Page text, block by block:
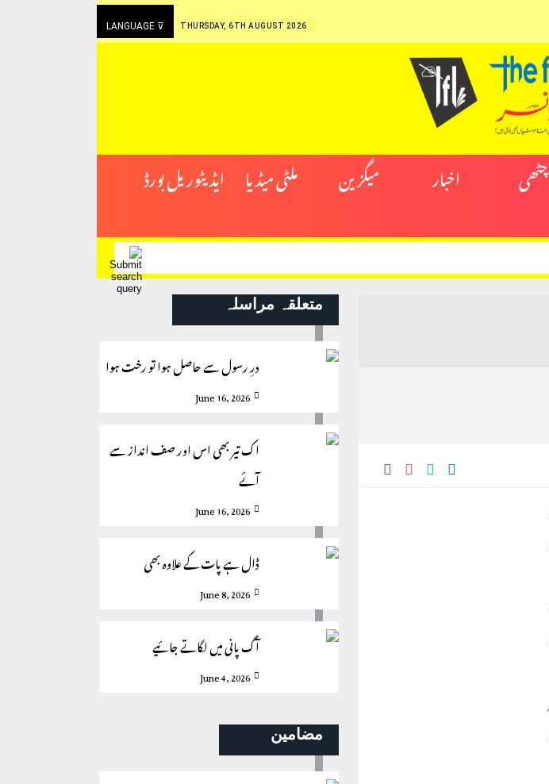
LANGUAGE ⊽ THURSDAY, 6TH AUGUST 2026
چٹھی اخبار میگزین ملٹی میڈیا ایڈیٹوریل بورڈ
متعلقہ مراسلہ
درِ رسول سے حاصل ہوا تو رخت ہوا
June 16, 2026
اک تیر بھی اس اور صف انداز سے
آئے
June 16, 2026
ڈال ہے پات کے علاوہ بھی
June 8, 2026
آگ پانی میں لگاتے جائیے
June 4, 2026
مضامین